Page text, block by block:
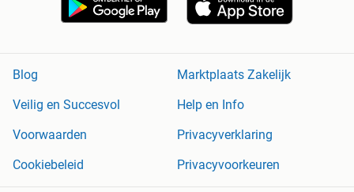
Blog
Marktplaats Zakelijk
Veilig en Succesvol
Help en Info
Voorwaarden
Privacyverklaring
Cookiebeleid
Privacyvoorkeuren